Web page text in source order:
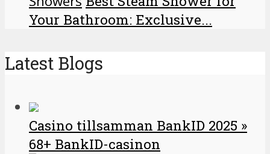
Your Bathroom: Exclusive...
Latest Blogs
Casino tillsamman BankID 2025 »
68+ BankID-casinon